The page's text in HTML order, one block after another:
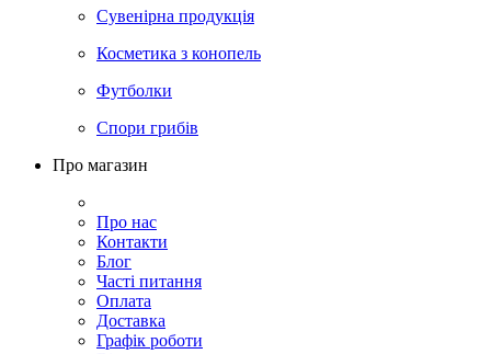
Сувенірна продукція
Косметика з конопель
Футболки
Спори грибів
Про магазин
Про нас
Контакти
Блог
Часті питання
Оплата
Доставка
Графік роботи